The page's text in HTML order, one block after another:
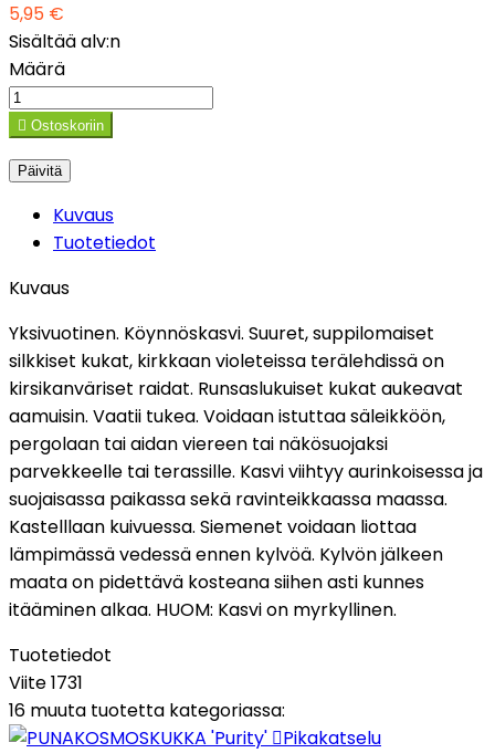
5,95 €
Sisältää alv:n
Määrä
 Ostoskoriin
Kuvaus
Tuotetiedot
Kuvaus
Yksivuotinen. Köynnöskasvi. Suuret, suppilomaiset
silkkiset kukat, kirkkaan violeteissa terälehdissä on
kirsikanväriset raidat. Runsaslukuiset kukat aukeavat
aamuisin. Vaatii tukea. Voidaan istuttaa säleikköön,
pergolaan tai aidan viereen tai näkösuojaksi
parvekkeelle tai terassille. Kasvi viihtyy aurinkoisessa ja
suojaisassa paikassa sekä ravinteikkaassa maassa.
Kastelllaan kuivuessa. Siemenet voidaan liottaa
lämpimässä vedessä ennen kylvöä. Kylvön jälkeen
maata on pidettävä kosteana siihen asti kunnes
itääminen alkaa. HUOM: Kasvi on myrkyllinen.
Tuotetiedot
Viite1731
16 muuta tuotetta kategoriassa:
Pikakatselu